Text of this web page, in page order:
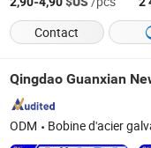
Contact
Qingdao Guanxian
ODM Bobine d'acier galvanisé, bobine d'acier galvanisé